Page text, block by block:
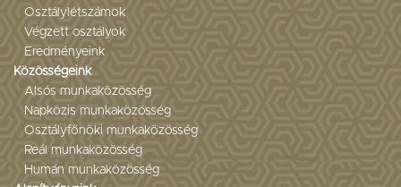
Osztálylétszámok
Végzett osztályok
Eredményeink
Közösségeink
Alsós munkaközösség
Napközis munkaközösség
Osztályfőnöki munkaközösség
Reál munkaközösség
Humán munkaközösség